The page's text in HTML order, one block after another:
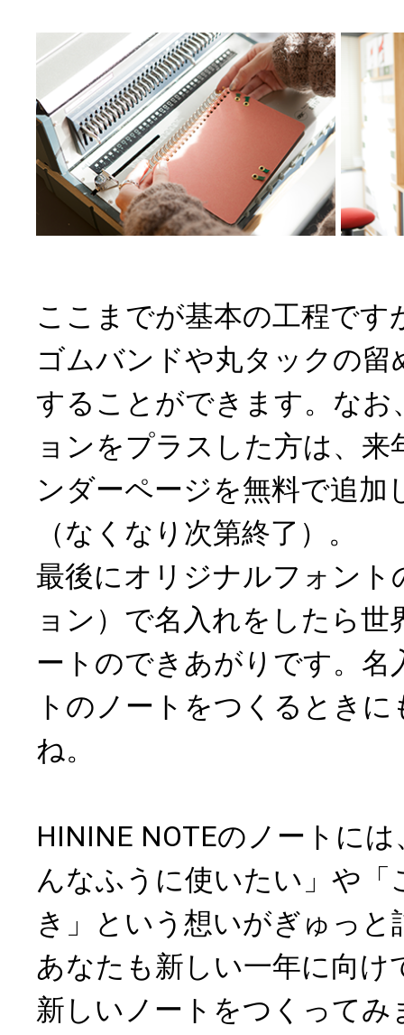
ここまでが基本の工程です
ゴムバンドや丸タックの留
することができます。なお
ョンをプラスした方は、
ンダーページを無料で追加
（なくなり次第終了）。
最後にオリジナルフォント
ョン）で名入れをしたら世
ートのできあがりです。名
トのノートをつくるとき
ね。
HININE NOTEのノートに
んなふうに使いたい」や「
き」という想いがぎゅっ
あなたも新しい一年に向け
新しいノートをつくってみ